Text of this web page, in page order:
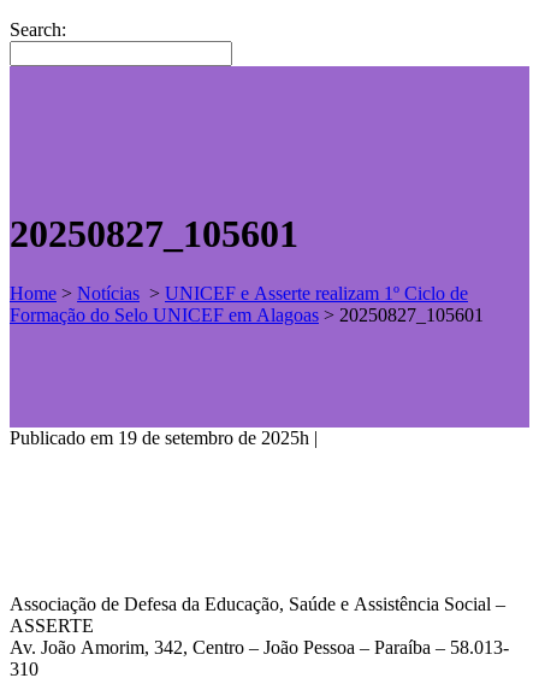
Search:
20250827_105601
Home > Notícias > UNICEF e Asserte realizam 1º Ciclo de
Formação do Selo UNICEF em Alagoas > 20250827_105601
Publicado em 19 de setembro de 2025h |
Associação de Defesa da Educação, Saúde e Assistência Social –
ASSERTE
Av. João Amorim, 342, Centro – João Pessoa – Paraíba – 58.013-
310